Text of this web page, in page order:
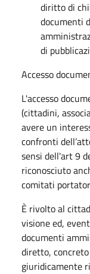
diritto di
documenti
di
Accesso
L'accesso
(cittadini,
avere un
confronti
sensi dell'art 9
riconosciuto
comitati
È rivolto al
visione ed,
documenti
diretto,
giuridicamente